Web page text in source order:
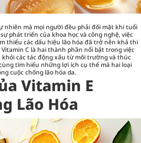
nhiên mà mọi người đều phải đối mặt khi tuổi
phát triển của khoa học và công nghệ, việc
thiểu các dấu hiệu lão hóa đã trở nên khả thi
C là hai thành phần nổi bật trong việc
khỏi các tác động xấu từ môi trường và thúc
tìm hiểu những lợi ích cụ thể mà hai loại
cuộc chống lão hóa da.
Vitamin E
Lão Hóa